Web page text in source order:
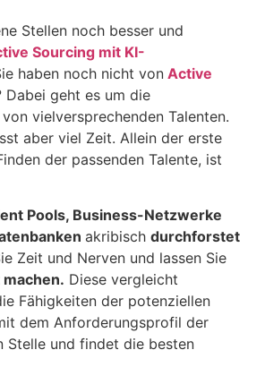
Stellen noch besser und
Sourcing mit KI-
haben noch nicht von Active
Dabei geht es um die
von vielversprechenden Talenten.
aber viel Zeit. Allein der erste
der passenden Talente, ist
Pools, Business-Netzwerke
akribisch durchforstet
Zeit und Nerven und lassen Sie
Diese vergleicht
Fähigkeiten der potenziellen
dem Anforderungsprofil der
Stelle und findet die besten